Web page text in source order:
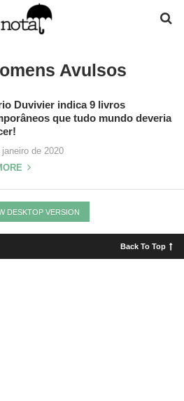
Avulsos
Duvivier indica 9 livros
que tudo mundo deveria
de 2020
DESKTOP VERSION
Back To Top